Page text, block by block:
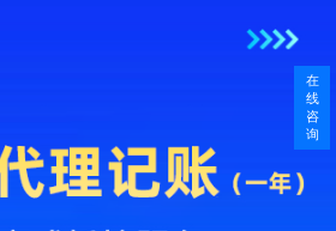
在
线
咨
询